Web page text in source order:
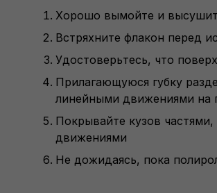
Хорошо вымойте и
Встряхните флакон перед
Удостоверьтесь, что
Прилагающуюся губку
линейными движениями на
Покрывайте кузов
движениями
Не дожидаясь, пока